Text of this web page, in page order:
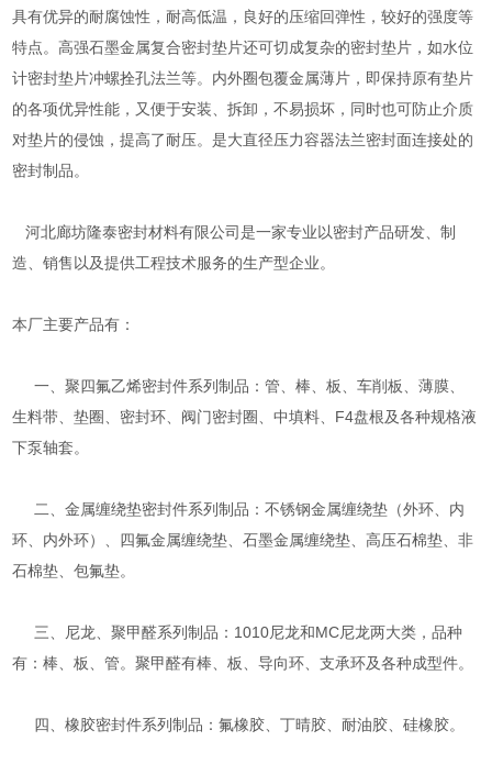
具有优异的耐腐蚀性，耐高低温，良好的压缩回弹性，较好的强度等
特点。高强石墨金属复合密封垫片还可切成复杂的密封垫片，如水位
计密封垫片冲螺拴孔法兰等。内外圈包覆金属薄片，即保持原有垫片
的各项优异性能，又便于安装、拆卸，不易损坏，同时也可防止介质
对垫片的侵蚀，提高了耐压。是大直径压力容器法兰密封面连接处的
密封制品。
河北廊坊隆泰密封材料有限公司是一家专业以密封产品研发、制
造、销售以及提供工程技术服务的生产型企业。
本厂主要产品有：
一、聚四氟乙烯密封件系列制品：管、棒、板、车削板、薄膜、
生料带、垫圈、密封环、阀门密封圈、中填料、F4盘根及各种规格液
下泵轴套。
二、金属缠绕垫密封件系列制品：不锈钢金属缠绕垫（外环、内
环、内外环）、四氟金属缠绕垫、石墨金属缠绕垫、高压石棉垫、非
石棉垫、包氟垫。
三、尼龙、聚甲醛系列制品：1010尼龙和MC尼龙两大类，品种
有：棒、板、管。聚甲醛有棒、板、导向环、支承环及各种成型件。
四、橡胶密封件系列制品：氟橡胶、丁晴胶、耐油胶、硅橡胶。